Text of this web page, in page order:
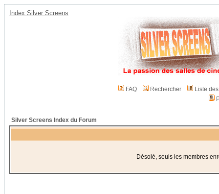
Index Silver Screens
FAQ Rechercher
Liste
Silver Screens Index du Forum
Désolé, seuls les membres